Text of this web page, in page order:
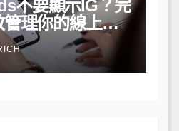
不要顯示IG？完
理你的線上隱